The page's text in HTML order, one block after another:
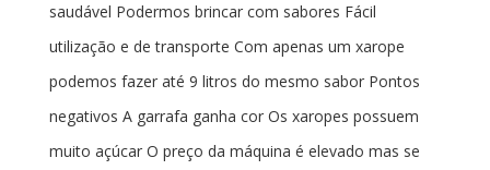
saudável Podermos brincar com sabores Fácil
utilização e de transporte Com apenas um xarope
podemos fazer até 9 litros do mesmo sabor Pontos
negativos A garrafa ganha cor Os xaropes possuem
muito açúcar O preço da máquina é elevado mas se